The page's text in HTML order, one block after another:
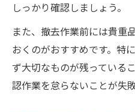
しっかり確認しましょう。
また、撤去作業前には貴重
おくのがおすすめです。特
ず大切なものが残っている
認作業を怠らないことが失